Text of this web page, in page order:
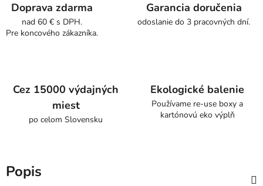
Doprava zdarma
nad 60 € s DPH.
Pre koncového zákazníka.
Garancia doručenia
odoslanie do 3 pracovných dní.
Cez 15000 výdajných
miest
po celom Slovensku
Ekologické balenie
Používame re-use boxy a
kartónovú eko výplň
Popis